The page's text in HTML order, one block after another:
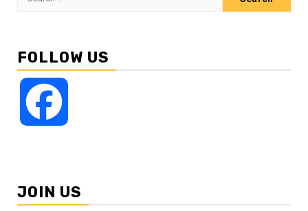
FOLLOW US
JOIN US